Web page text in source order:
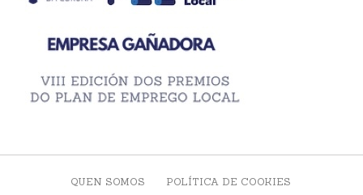
QUEN SOMOS POLÍTICA DE COOKIES